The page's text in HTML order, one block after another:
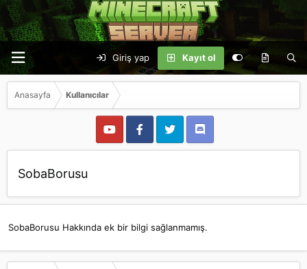
Giriş yap Kayıt ol
Anasayfa Kullanıcılar
SobaBorusu
SobaBorusu Hakkında ek bir bilgi sağlanmamış.